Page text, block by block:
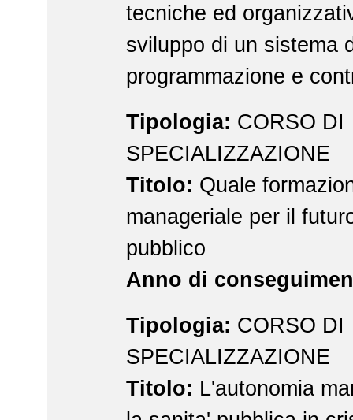
tecniche ed
sviluppo di un sistema
programmazione e
Tipologia: CORSO DI
SPECIALIZZAZIONE
Titolo: Quale
manageriale per il
pubblico
Anno di
Tipologia: CORSO DI
SPECIALIZZAZIONE
Titolo: L'autonomia